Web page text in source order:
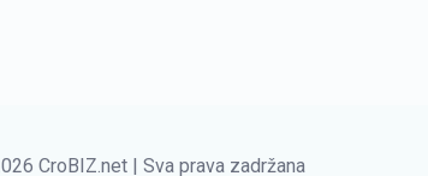
CroBIZ.net | Sva prava zadržana